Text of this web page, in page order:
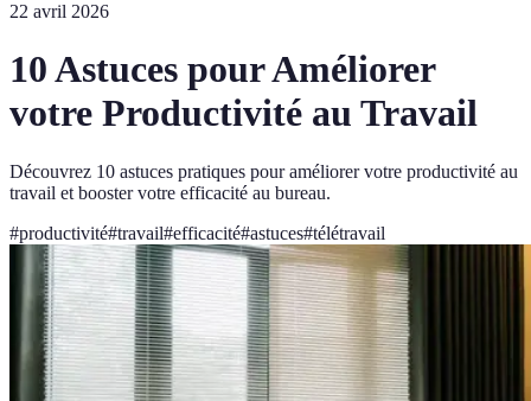
22 avril 2026
10 Astuces pour Améliorer
votre Productivité au Travail
Découvrez 10 astuces pratiques pour améliorer votre productivité au
travail et booster votre efficacité au bureau.
#productivité#travail#efficacité#astuces#télétravail